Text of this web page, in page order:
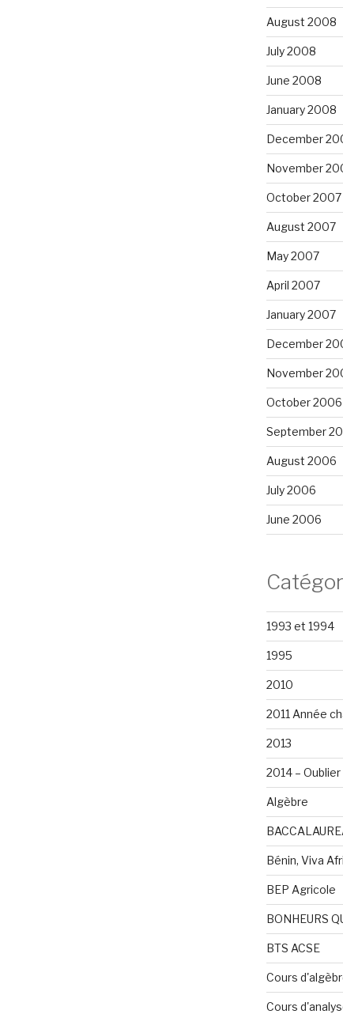
August 2008
July 2008
June 2008
January 2008
December
November
October 2007
August 2007
May 2007
April 2007
January 2007
December
November
October 2006
September
August 2006
July 2006
June 2006
1993 et 1994
1995
2010
2011 Année
2013
2014 –
Algèbre
Bénin, Viva
BEP Agricole
BONHEURS
BTS ACSE
Cours
Cours